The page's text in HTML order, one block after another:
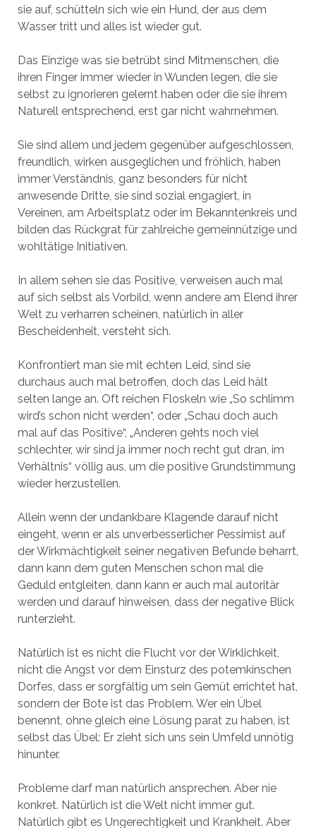
sie auf, schütteln sich wie ein Hund, der aus dem
Wasser tritt und alles ist wieder gut.
Das Einzige was sie betrübt sind Mitmenschen, die
ihren Finger immer wieder in Wunden legen, die sie
selbst zu ignorieren gelernt haben oder die sie ihrem
Naturell entsprechend, erst gar nicht wahrnehmen.
Sie sind allem und jedem gegenüber aufgeschlossen,
freundlich, wirken ausgeglichen und fröhlich, haben
immer Verständnis, ganz besonders für nicht
anwesende Dritte, sie sind sozial engagiert, in
Vereinen, am Arbeitsplatz oder im Bekanntenkreis und
bilden das Rückgrat für zahlreiche gemeinnützige und
wohltätige Initiativen.
In allem sehen sie das Positive, verweisen auch mal
auf sich selbst als Vorbild, wenn andere am Elend ihrer
Welt zu verharren scheinen, natürlich in aller
Bescheidenheit, versteht sich.
Konfrontiert man sie mit echten Leid, sind sie
durchaus auch mal betroffen, doch das Leid hält
selten lange an. Oft reichen Floskeln wie „So schlimm
wird’s schon nicht werden“, oder „Schau doch auch
mal auf das Positive“, „Anderen gehts noch viel
schlechter, wir sind ja immer noch recht gut dran, im
Verhältnis“ völlig aus, um die positive Grundstimmung
wieder herzustellen.
Allein wenn der undankbare Klagende darauf nicht
eingeht, wenn er als unverbesserlicher Pessimist auf
der Wirkmächtigkeit seiner negativen Befunde beharrt,
dann kann dem guten Menschen schon mal die
Geduld entgleiten, dann kann er auch mal autoritär
werden und darauf hinweisen, dass der negative Blick
runterzieht.
Natürlich ist es nicht die Flucht vor der Wirklichkeit,
nicht die Angst vor dem Einsturz des potemkinschen
Dorfes, dass er sorgfältig um sein Gemüt errichtet hat,
sondern der Bote ist das Problem. Wer ein Übel
benennt, ohne gleich eine Lösung parat zu haben, ist
selbst das Übel: Er zieht sich uns sein Umfeld unnötig
hinunter.
Probleme darf man natürlich ansprechen. Aber nie
konkret. Natürlich ist die Welt nicht immer gut.
Natürlich gibt es Ungerechtigkeit und Krankheit. Aber